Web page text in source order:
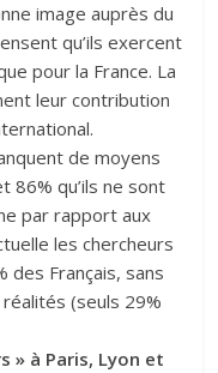
image auprès du
qu’ils exercent
pour la France. La
leur contribution
de moyens
86% qu’ils ne sont
par rapport aux
les chercheurs
des Français, sans
(seuls 29%
» à Paris, Lyon et